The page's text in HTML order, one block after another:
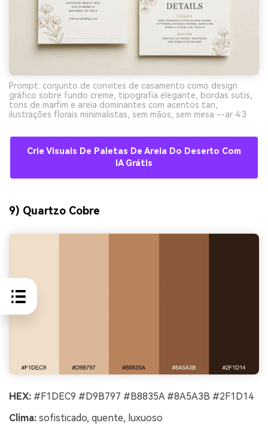
Prompt: conjunto de convites de casamento como design
gráfico sobre fundo creme, tipografia elegante, bordas sutis,
tons de marfim e areia dominantes com acentos tan,
ilustrações florais minimalistas, sem mãos, sem mesa --ar 4:3
Crie Visuais De Paletas De Areia Do Deserto Com
IA Grátis
9) Quartzo Cobre
HEX: #F1DEC9 #D9B797 #B8835A #8A5A3B #2F1D14
Clima: sofisticado, quente, luxuoso